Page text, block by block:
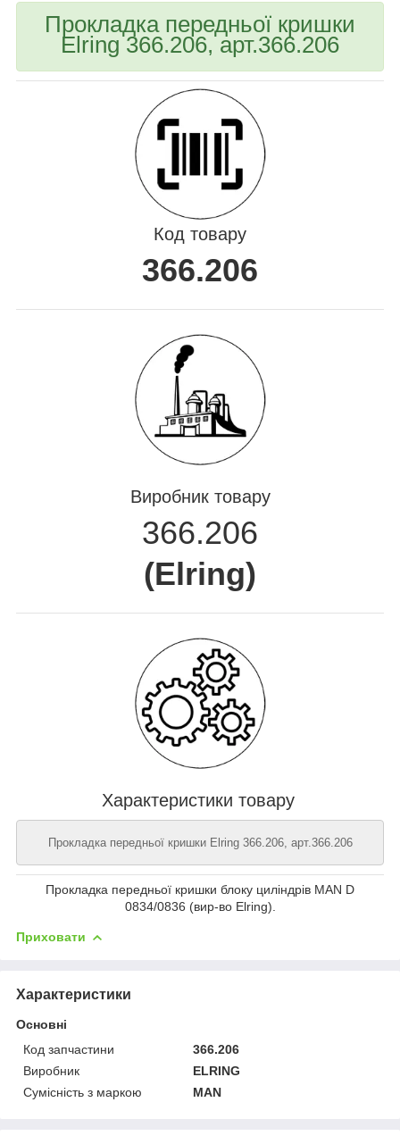
Прокладка передньої кришки
Elring 366.206, арт.366.206
Код товару
366.206
Виробник товару
366.206
(Elring)
Характеристики товару
Прокладка передньої кришки Elring 366.206, арт.366.206
Прокладка передньої кришки блоку циліндрів MAN D
0834/0836 (вир-во Elring).
Приховати
Характеристики
Основні
Код запчастини
366.206
Виробник
ELRING
Сумісність з маркою
MAN